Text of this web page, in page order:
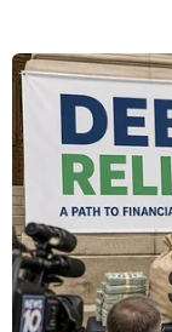
vực quần đảo
Ông Peskov
Nga, việc
bảo vệ bờ
không ảnh
mối quan hệ
là kế hoạch